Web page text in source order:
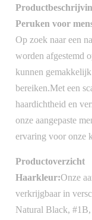
Peruken voor
Op zoek naar een
worden afgestemd
kunnen
bereiken.Met een
haardichtheid en
onze aangepaste
ervaring voor onze
Productoverzicht
Haarkleur:Onze
verkrijgbaar in
Natural Black,